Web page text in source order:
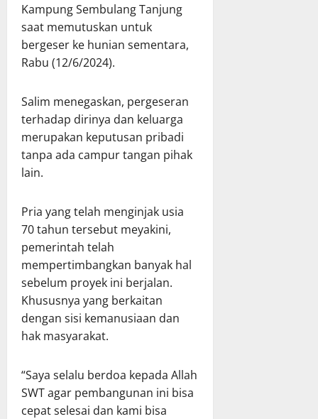
Kampung Sembulang Tanjung
saat memutuskan untuk
bergeser ke hunian sementara,
Rabu (12/6/2024).
Salim menegaskan, pergeseran
terhadap dirinya dan keluarga
merupakan keputusan pribadi
tanpa ada campur tangan pihak
lain.
Pria yang telah menginjak usia
70 tahun tersebut meyakini,
pemerintah telah
mempertimbangkan banyak hal
sebelum proyek ini berjalan.
Khususnya yang berkaitan
dengan sisi kemanusiaan dan
hak masyarakat.
“Saya selalu berdoa kepada Allah
SWT agar pembangunan ini bisa
cepat selesai dan kami bisa